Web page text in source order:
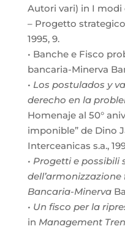
Autori vari) in I
– Progetto
1995, 9.
• Banche e Fisco
bancaria-Minerva
• Los postulados y
derecho en la
Homenaje al 50°
imponible” de Dino
Interceanicas s.a.,
• Progetti e possibili
dell’armonizzazione
Bancaria-Minerva
• Un fisco per la
in Management